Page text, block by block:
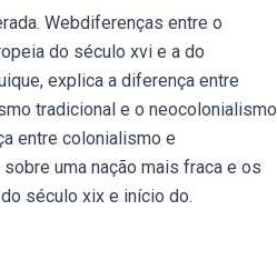
Webdiferenças entre o
do século xvi e a do
explica a diferença entre
tradicional e o neocolonialismo
entre colonialismo e
uma nação mais fraca e os
século xix e início do.